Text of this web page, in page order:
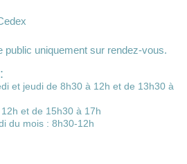
public uniquement sur rendez-vous.
et jeudi de 8h30 à 12h et de 13h30 à
et de 15h30 à 17h
du mois : 8h30-12h